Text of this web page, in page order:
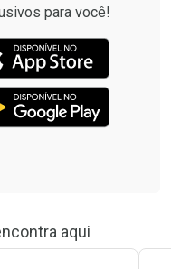
para você!
aqui